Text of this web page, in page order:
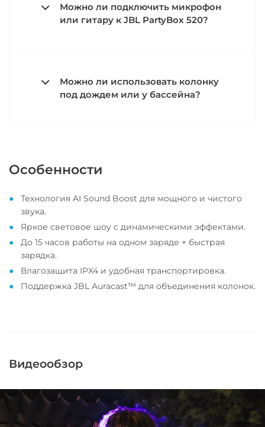
Можно ли подключить микрофон
или гитару к JBL PartyBox 520?
Можно ли использовать колонку
под дождем или у бассейна?
Особенности
Технология AI Sound Boost для мощного и чистого
звука.
Яркое световое шоу с динамическими эффектами.
До 15 часов работы на одном заряде + быстрая
зарядка.
Влагозащита IPX4 и удобная транспортировка.
Поддержка JBL Auracast™ для объединения колонок.
Видеообзор